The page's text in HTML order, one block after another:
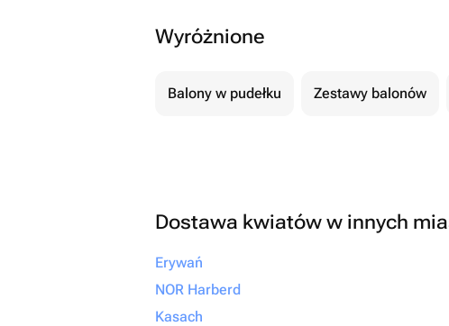
Wyróżnione
Balony w pudełku Zestawy balonów
Dostawa kwiatów w innych
Erywań
NOR Harberd
Kasach